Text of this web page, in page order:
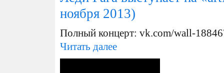
ноября 2013)
Полный концерт: vk.com/wall-
Читать далее